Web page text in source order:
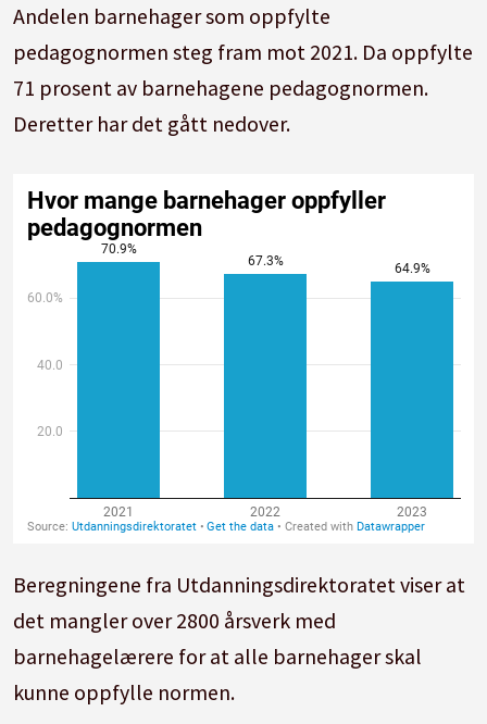
Oppsummeringen er generert av Labrador AI,
men gjennomlest av en journalist.
Andelen barnehager som oppfylte
pedagognormen steg fram mot 2021. Da oppfylte
71 prosent av barnehagene pedagognormen.
Deretter har det gått nedover.
Beregningene fra Utdanningsdirektoratet viser at
det mangler over 2800 årsverk med
barnehagelærere for at alle barnehager skal
kunne oppfylle normen.